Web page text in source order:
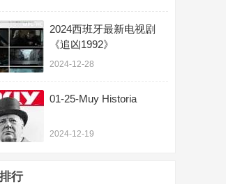
2024西班牙最新电视剧
《追凶1992》
2024-12-28
01-25-Muy Historia
2024-12-19
行